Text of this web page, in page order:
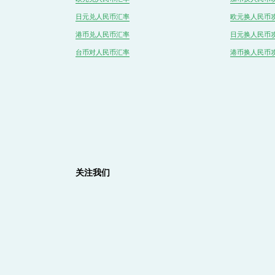
日元兑人民币汇率
港币兑人民币汇率
台币对人民币汇率
欧元换人民币
日元换人民币
港币换人民币
关注我们